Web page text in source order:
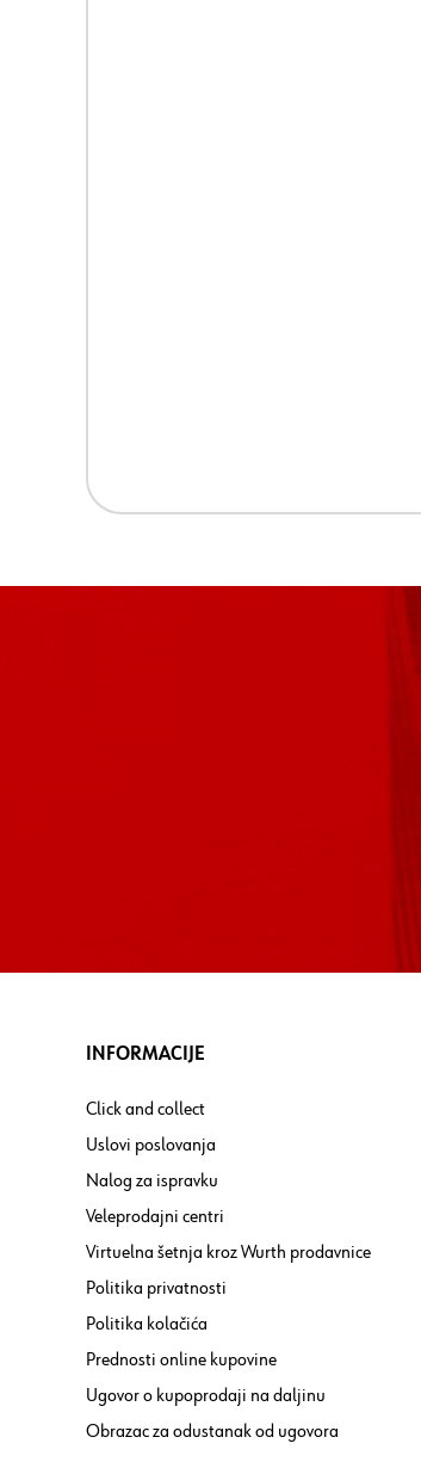
INFORMACIJE
Click and collect
Uslovi poslovanja
Nalog za ispravku
Veleprodajni centri
Virtuelna šetnja kroz Wurth prodavnice
Politika privatnosti
Politika kolačića
Prednosti online kupovine
Ugovor o kupoprodaji na daljinu
Obrazac za odustanak od ugovora